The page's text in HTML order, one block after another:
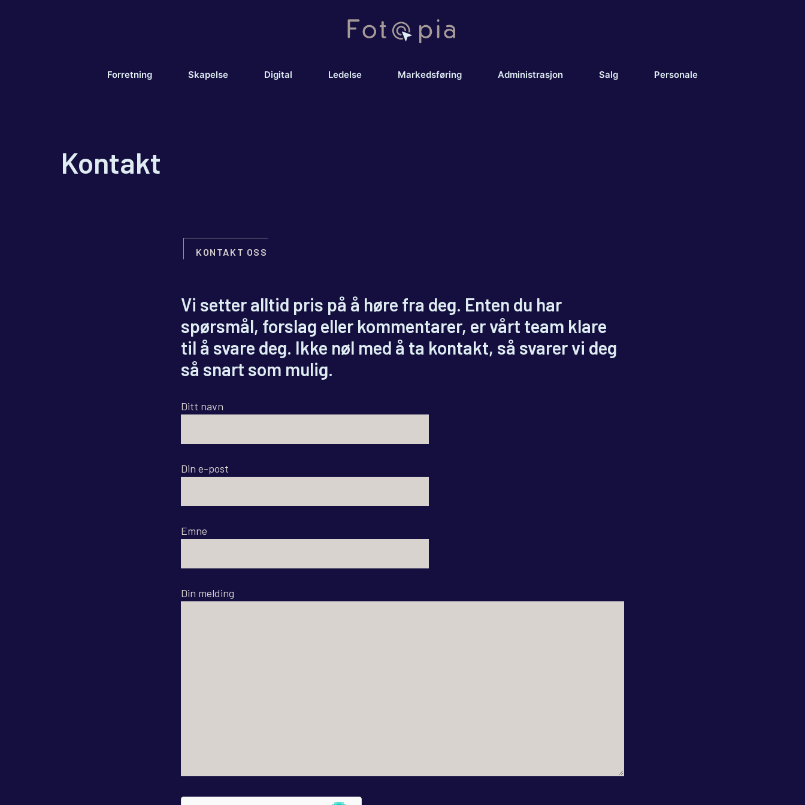
Forretning Skapelse Digital Ledelse Markedsføring Administrasjon Salg Personale
Kontakt
KONTAKT OSS
Vi setter alltid pris på å høre fra deg. Enten du har
spørsmål, forslag eller kommentarer, er vårt team klare
til å svare deg. Ikke nøl med å ta kontakt, så svarer vi deg
så snart som mulig.
Ditt navn
Din e-post
Emne
Din melding